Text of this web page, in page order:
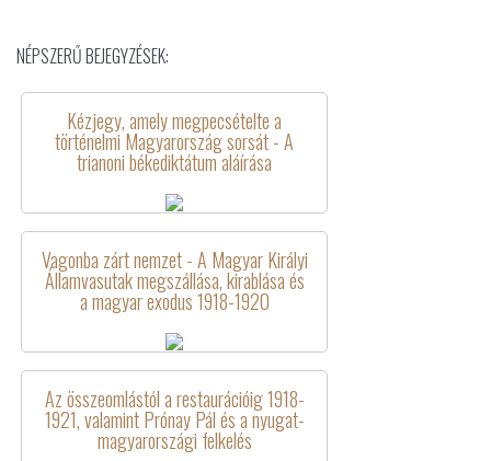
NÉPSZERŰ BEJEGYZÉSEK:
Kézjegy, amely megpecsételte a
történelmi Magyarország sorsát - A
trianoni békediktátum aláírása
Vagonba zárt nemzet - A Magyar Királyi
Államvasutak megszállása, kirablása és
a magyar exodus 1918-1920
Az összeomlástól a restaurációig 1918-
1921, valamint Prónay Pál és a nyugat-
magyarországi felkelés